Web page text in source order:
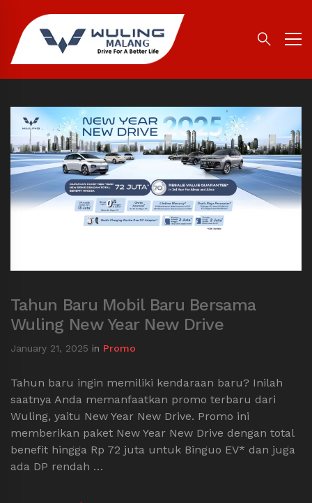
Tahun Baru Mobil Baru Bersama
Wuling New Year New Drive
January 21, 2025 in Promo
Tahun baru ingin memiliki kendaraan baru? Inilah
saatnya Anda memanfaatkan promo terbaru dari
Wuling, yaitu New Year New Drive. Promo ini
memberikan paket New Year New Drive dengan total
benefit hingga Rp 72 juta untuk Binguo EV* dan juga
ada DP rendah …